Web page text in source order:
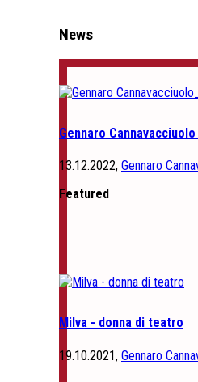
News
Gennaro
13.12.2022, Gennaro
Featured
Milva - donna di teatro
19.10.2021, Gennaro